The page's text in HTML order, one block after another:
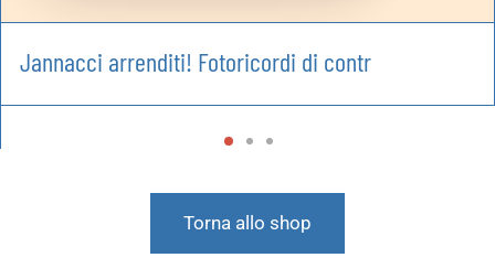
Jannacci arrenditi! Fotoricordi di contr
Torna allo shop